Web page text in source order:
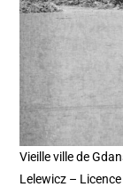
Vieille ville de
Lelewicz – Licence